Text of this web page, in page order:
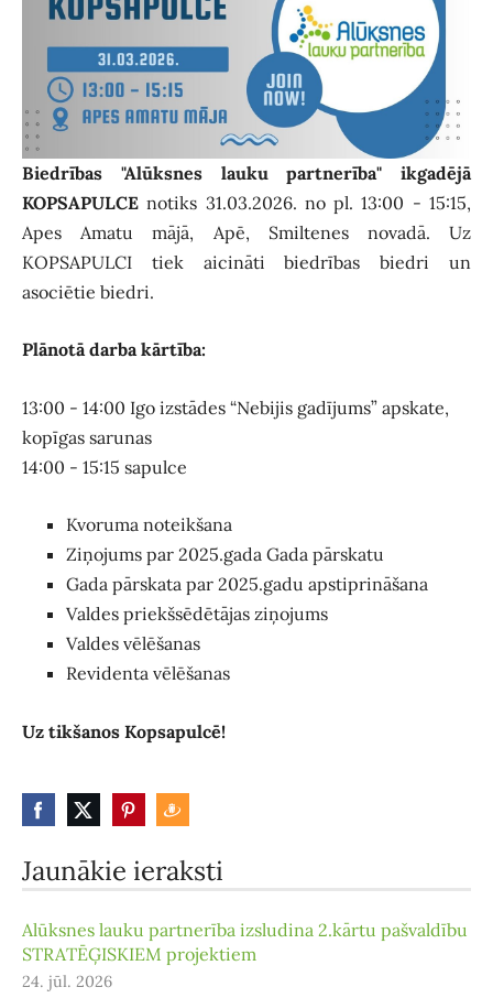
Jaunākie ieraksti
Alūksnes lauku partnerība izsludina 2.kārtu pašvaldību
STRATĒĢISKIEM projektiem
24. jūl. 2026
Biedrības "Alūksnes lauku partnerība" ikgadējā
KOPSAPULCEnotiks 31.03.2026. no pl. 13:00 - 15:15,
Apes Amatu mājā, Apē, Smiltenes novadā. Uz
KOPSAPULCI tiek aicināti biedrības biedri un
asociētie biedri.
Plānotā darba kārtība:
13:00 - 14:00 Igo izstādes “Nebijis gadījums” apskate,
kopīgas sarunas
14:00 - 15:15 sapulce
Kvoruma noteikšana
Ziņojums par 2025.gada Gada pārskatu
Gada pārskata par 2025.gadu apstiprināšana
Valdes priekšsēdētājas ziņojums
Valdes vēlēšanas
Revidenta vēlēšanas
Uz tikšanos Kopsapulcē!